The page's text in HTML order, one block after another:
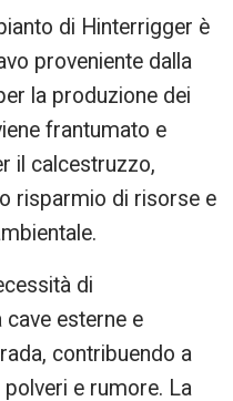
di Hinterrigger è
proveniente dalla
la produzione dei
frantumato e
il calcestruzzo,
risparmio di risorse e
di
esterne e
contribuendo a
polveri e rumore. La